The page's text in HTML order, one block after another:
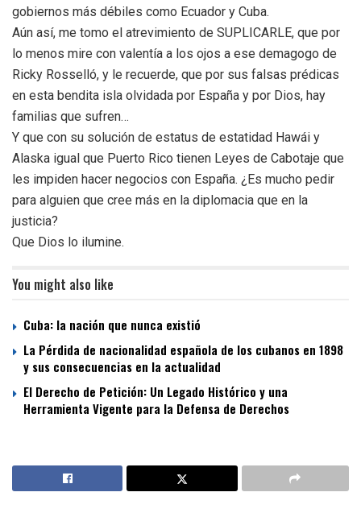
gobiernos más débiles como Ecuador y Cuba.
Aún así, me tomo el atrevimiento de SUPLICARLE, que por
lo menos mire con valentía a los ojos a ese demagogo de
Ricky Rosselló, y le recuerde, que por sus falsas prédicas
en esta bendita isla olvidada por España y por Dios, hay
familias que sufren…
Y que con su solución de estatus de estatidad Hawái y
Alaska igual que Puerto Rico tienen Leyes de Cabotaje que
les impiden hacer negocios con España. ¿Es mucho pedir
para alguien que cree más en la diplomacia que en la
justicia?
Que Dios lo ilumine.
You might also like
Cuba: la nación que nunca existió
La Pérdida de nacionalidad española de los cubanos en 1898
y sus consecuencias en la actualidad
El Derecho de Petición: Un Legado Histórico y una
Herramienta Vigente para la Defensa de Derechos